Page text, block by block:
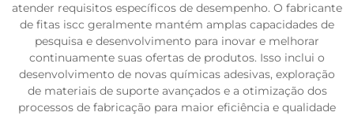
atender requisitos específicos de desempenho. O fabricante
de fitas iscc geralmente mantém amplas capacidades de
pesquisa e desenvolvimento para inovar e melhorar
continuamente suas ofertas de produtos. Isso inclui o
desenvolvimento de novas químicas adesivas, exploração
de materiais de suporte avançados e a otimização dos
processos de fabricação para maior eficiência e qualidade